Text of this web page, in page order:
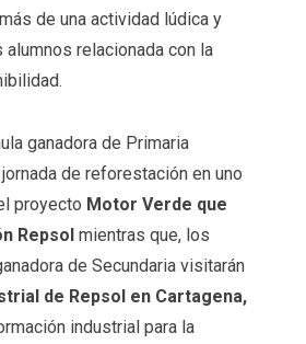
de una actividad lúdica y
relacionada con la
ganadora de Primaria
de reforestación en uno
proyecto Motor Verde que
Repsol mientras que, los
de Secundaria visitarán
de Repsol en Cartagena,
industrial para la